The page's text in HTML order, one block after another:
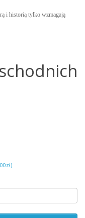
i historią tylko wzmagają